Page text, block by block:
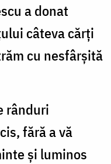
a donat
câteva cărți
cu nesfârșită
rânduri
fără a vă
și luminos